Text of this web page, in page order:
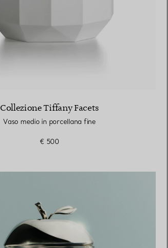
Collezione Tiffany Facets
Vaso medio in porcellana fine
€ 500